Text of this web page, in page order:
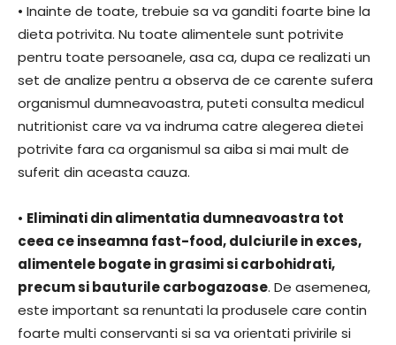
• Inainte de toate, trebuie sa va ganditi foarte bine la
dieta potrivita. Nu toate alimentele sunt potrivite
pentru toate persoanele, asa ca, dupa ce realizati un
set de analize pentru a observa de ce carente sufera
organismul dumneavoastra, puteti consulta medicul
nutritionist care va va indruma catre alegerea dietei
potrivite fara ca organismul sa aiba si mai mult de
suferit din aceasta cauza.
• Eliminati din alimentatia dumneavoastra tot
ceea ce inseamna fast-food, dulciurile in exces,
alimentele bogate in grasimi si carbohidrati,
precum si bauturile carbogazoase. De asemenea,
este important sa renuntati la produsele care contin
foarte multi conservanti si sa va orientati privirile si